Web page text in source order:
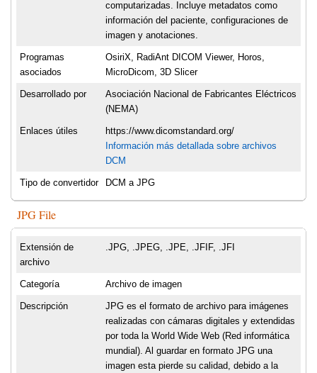
computarizadas. Incluye metadatos como
información del paciente, configuraciones de
imagen y anotaciones.
Programas
asociados
OsiriX, RadiAnt DICOM Viewer, Horos,
MicroDicom, 3D Slicer
Desarrollado por
Asociación Nacional de Fabricantes Eléctricos
(NEMA)
Enlaces útiles
https://www.dicomstandard.org/
Información más detallada sobre archivos
DCM
Tipo de convertidor DCM a JPG
JPG File
Extensión de
archivo
.JPG, .JPEG, .JPE, .JFIF, .JFI
Categoría Archivo de imagen
Descripción
JPG es el formato de archivo para imágenes
realizadas con cámaras digitales y extendidas
por toda la World Wide Web (Red informática
mundial). Al guardar en formato JPG una
imagen esta pierde su calidad, debido a la